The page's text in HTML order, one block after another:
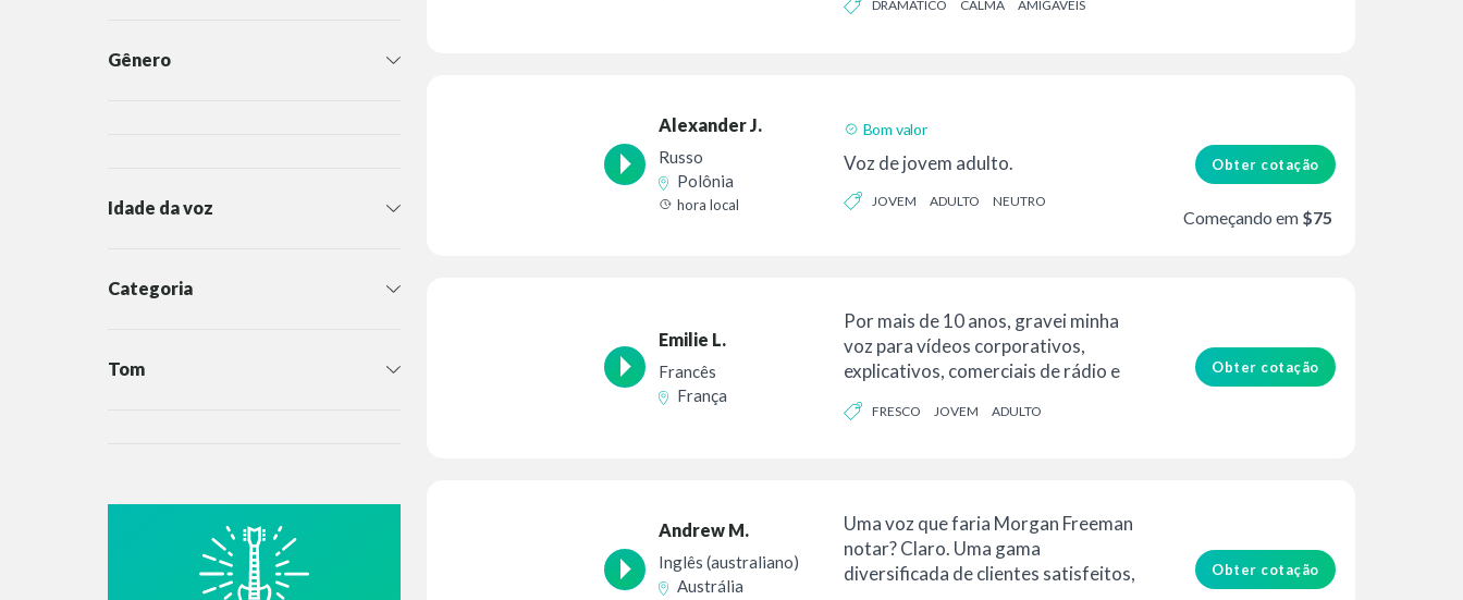
Gênero
Idade da voz
Categoria
Tom
DRAMÁTICO CALMA AMIGÁVEIS
Alexander J.
Russo
Polônia
hora local
Bom valor
Voz de jovem adulto.
JOVEM ADULTO NEUTRO
Obter cotação
Começando em $75
Emilie L.
Francês
França
Por mais de 10 anos, gravei minha
voz para vídeos corporativos,
explicativos, comerciais de rádio e
FRESCO JOVEM ADULTO
Obter cotação
Andrew M.
Inglês (australiano)
Austrália
Uma voz que faria Morgan Freeman
notar? Claro. Uma gama
diversificada de clientes satisfeitos,
Obter cotação